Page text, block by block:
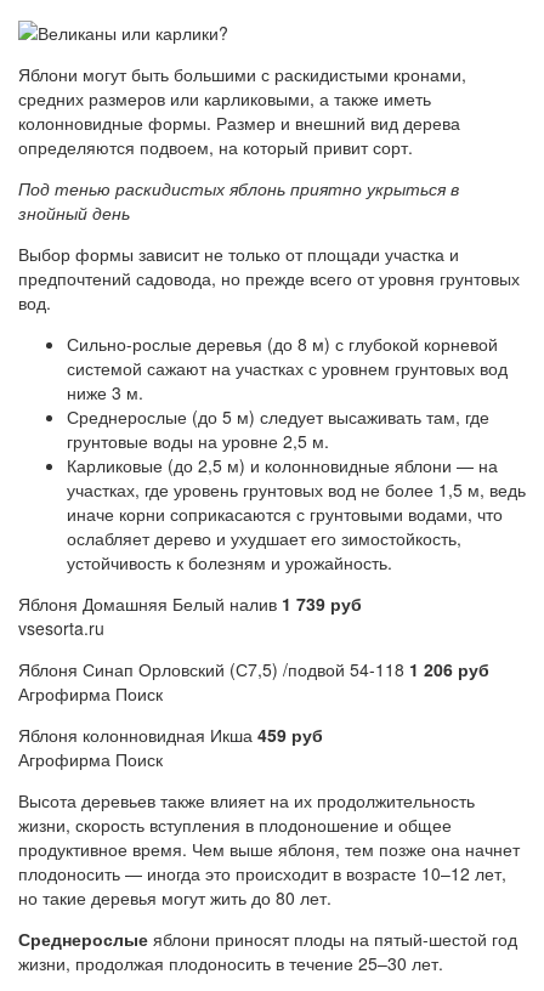
Яблони могут быть большими с раскидистыми кронами,
средних размеров или карликовыми, а также иметь
колонновидные формы. Размер и внешний вид дерева
определяются подвоем, на который привит сорт.
Под тенью раскидистых яблонь приятно укрыться в
знойный день
Выбор формы зависит не только от площади участка и
предпочтений садовода, но прежде всего от уровня грунтовых
вод.
Сильно-рослые деревья (до 8 м) с глубокой корневой
системой сажают на участках с уровнем грунтовых вод
ниже 3 м.
Среднерослые (до 5 м) следует высаживать там, где
грунтовые воды на уровне 2,5 м.
Карликовые (до 2,5 м) и колонновидные яблони — на
участках, где уровень грунтовых вод не более 1,5 м, ведь
иначе корни соприкасаются с грунтовыми водами, что
ослабляет дерево и ухудшает его зимостойкость,
устойчивость к болезням и урожайность.
Яблоня Домашняя Белый налив 1 739 руб
vsesorta.ru
Яблоня Синап Орловский (С7,5) /подвой 54-118 1 206 руб
Агрофирма Поиск
Яблоня колонновидная Икша 459 руб
Агрофирма Поиск
Высота деревьев также влияет на их продолжительность
жизни, скорость вступления в плодоношение и общее
продуктивное время. Чем выше яблоня, тем позже она начнет
плодоносить — иногда это происходит в возрасте 10–12 лет,
но такие деревья могут жить до 80 лет.
Среднерослые яблони приносят плоды на пятый-шестой год
жизни, продолжая плодоносить в течение 25–30 лет.